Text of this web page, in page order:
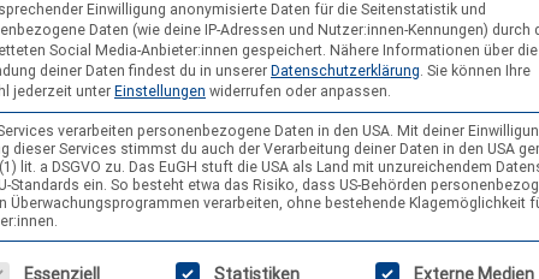
Onlinemeeting Politik: Jede*r kann was bewirken. Sei dabei! Wir sind
(2024) neu gegründete AG Politix und haben uns selbst als Aufgabe
der Landesversammlung als Auftrag bekommen, uns mit internen
politischen Themen auseinanderzusetzen und die Vertretung des
nach außen zu organisieren, wie z.B. die Vertretung bei
des Landesjugendringes Niedersachsen. Konkret sind
…
Einwilligung anonymisierte Daten für die Seitenstatistik und
Daten (wie deine IP-Adressen und Nutzer:innen-Kennungen) durch
Social Media-Anbieter:innen gespeichert. Nähere Informationen über die
deiner Daten findest du in unserer Datenschutzerklärung. Sie können Ihre
jederzeit unter Einstellungen widerrufen oder anpassen.
verarbeiten personenbezogene Daten in den USA. Mit deiner
dieser Services stimmst du auch der Verarbeitung deiner Daten in den USA
lit. a DSGVO zu. Das EuGH stuft die USA als Land mit unzureichendem
Standards ein. So besteht etwa das Risiko, dass US-Behörden
Überwachungsprogrammen verarbeiten, ohne bestehende Klagemöglichkeit
eine Liste der Service-Gruppen, für die eine Einwilligung erteilt
Essenziell Statistiken Externe Medien